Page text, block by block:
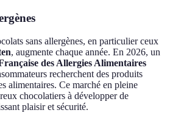
sans allergènes, en particulier ceux
, augmente chaque année. En 2026, un
des Allergies Alimentaires
recherchent des produits
alimentaires. Ce marché en pleine
chocolatiers à développer de
plaisir et sécurité.